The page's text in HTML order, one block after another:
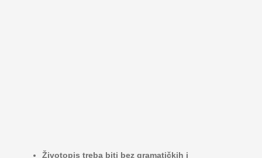
Životopis treba biti bez gramatičkih i